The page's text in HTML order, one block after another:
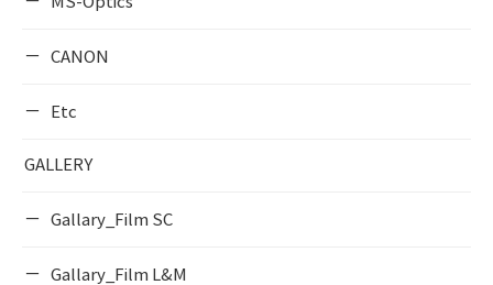
CANON
Etc
GALLERY
Gallary_Film SC
Gallary_Film L&M